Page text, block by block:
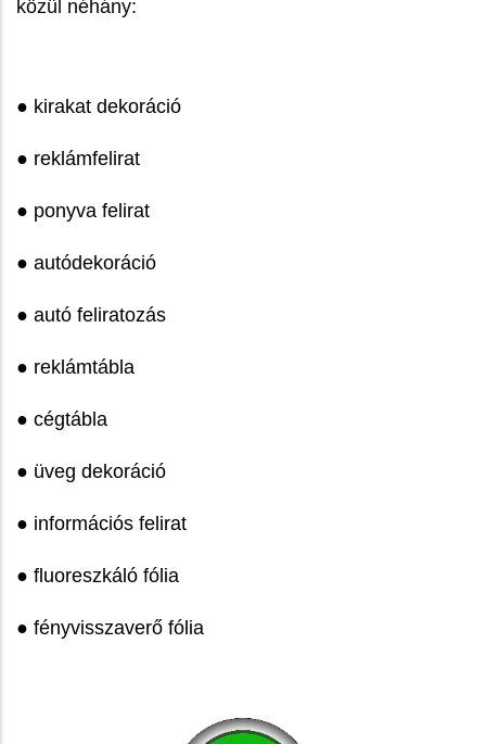
közül néhány:
● kirakat dekoráció
● reklámfelirat
● ponyva felirat
● autódekoráció
● autó feliratozás
● reklámtábla
● cégtábla
● üveg dekoráció
● információs felirat
● fluoreszkáló fólia
● fényvisszaverő fólia